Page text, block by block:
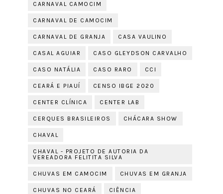
CARNAVAL CAMOCIM
CARNAVAL DE CAMOCIM
CARNAVAL DE GRANJA CASA VAULINO
CASAL AGUIAR CASO GLEYDSON CARVALHO
CASO NATÁLIA CASO RARO CCI
CEARÁ E PIAUÍ CENSO IBGE 2020
CENTER CLÍNICA CENTER LAB
CERQUES BRASILEIROS CHÁCARA SHOW
CHAVAL
CHAVAL - PROJETO DE AUTORIA DA
VEREADORA FELITITA SILVA
CHUVAS EM CAMOCIM CHUVAS EM GRANJA
CHUVAS NO CEARÁ CIÊNCIA